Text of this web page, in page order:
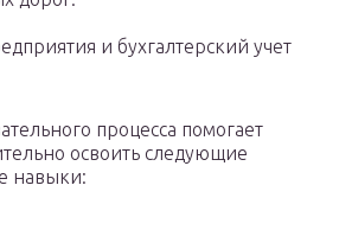
и бухгалтерский учет
процесса помогает
освоить следующие
навыки: